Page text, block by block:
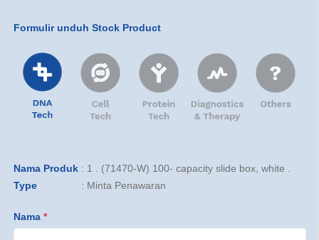
Formulir unduh Stock Product
Nama Produk: 1 . (71470-W) 100- capacity slide box, white .
Type
: Minta Penawaran
Nama *